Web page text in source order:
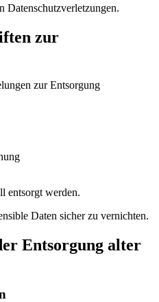
Datenschutzverletzungen.
zur
zur Entsorgung
entsorgt werden.
Daten sicher zu vernichten.
Entsorgung alter